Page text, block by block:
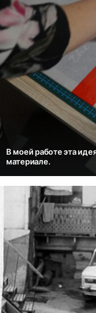
В моей работе эта
материале.